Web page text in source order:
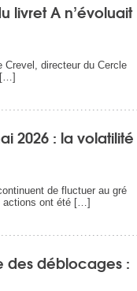
livret A n’évoluait
Crevel, directeur du Cercle
[…]
2026 : la volatilité
de fluctuer au gré
actions ont été […]
des déblocages :